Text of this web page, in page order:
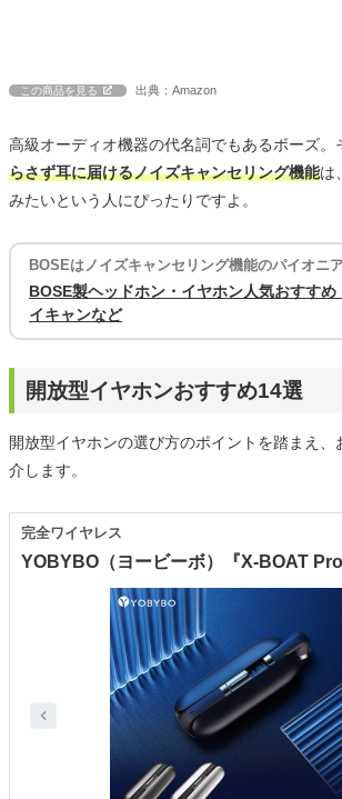
この商品を見る 出典：Amazon
高級オーディオ機器の代名詞でもあるボーズ。
らさず耳に届けるノイズキャンセリング機能は
みたいという人にぴったりですよ。
BOSEはノイズキャンセリング機能のパイオニア
BOSE製ヘッドホン・イヤホン人気おすす
イキャンなど
開放型イヤホンおすすめ14選
開放型イヤホンの選び方のポイントを踏まえ、
介します。
YOBYBO（ヨービーボ）『X-BOAT Pro
完全ワイヤレス